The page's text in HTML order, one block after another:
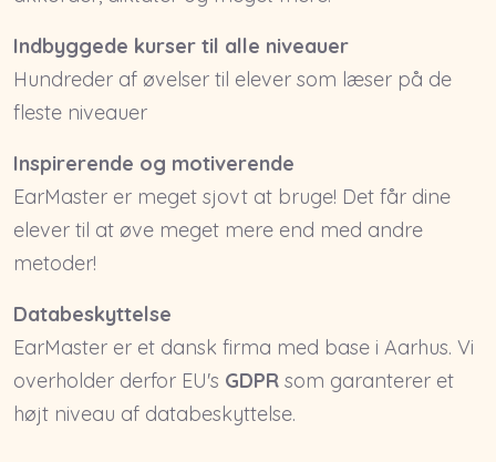
Indbyggede kurser til alle niveauer
Hundreder af øvelser til elever som læser på de
fleste niveauer
Inspirerende og motiverende
EarMaster er meget sjovt at bruge! Det får dine
elever til at øve meget mere end med andre
metoder!
Databeskyttelse
EarMaster er et dansk firma med base i Aarhus. Vi
overholder derfor EU's GDPR som garanterer et
højt niveau af databeskyttelse.